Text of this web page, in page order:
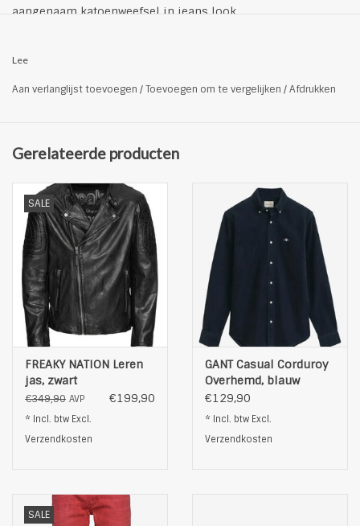
aangenaam katoenweefsel in jeans look
Opgenaaide borstzakken
100% katoen
Lee
Aan verlanglijst toevoegen /Toevoegen om te vergelijken /Afdrukken
Gerelateerde producten
SALE
FREAKY NATION Leren
jas, zwart
€349,90 AVP €199,90
* Incl. btw Excl.
Verzendkosten
GANT Casual Corduroy
Overhemd, blauw
€129,90
* Incl. btw Excl.
Verzendkosten
SALE